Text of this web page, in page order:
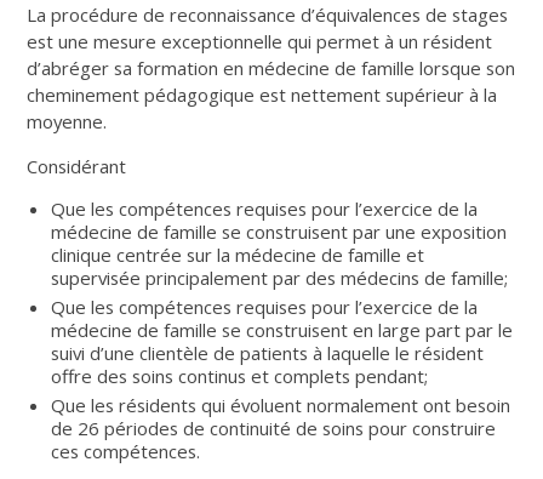
La procédure de reconnaissance d’équivalences de stages
est une mesure exceptionnelle qui permet à un résident
d’abréger sa formation en médecine de famille lorsque son
cheminement pédagogique est nettement supérieur à la
moyenne.
Considérant
Que les compétences requises pour l’exercice de la
médecine de famille se construisent par une exposition
clinique centrée sur la médecine de famille et
supervisée principalement par des médecins de famille;
Que les compétences requises pour l’exercice de la
médecine de famille se construisent en large part par le
suivi d’une clientèle de patients à laquelle le résident
offre des soins continus et complets pendant;
Que les résidents qui évoluent normalement ont besoin
de 26 périodes de continuité de soins pour construire
ces compétences.